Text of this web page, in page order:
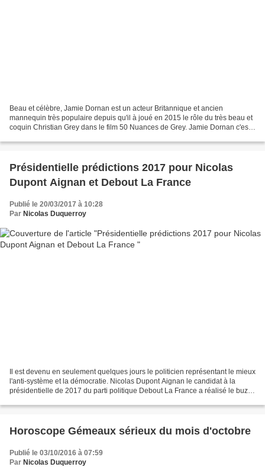
Beau et célèbre, Jamie Dornan est un acteur Britannique et ancien
mannequin très populaire depuis qu'il à joué en 2015 le rôle du très beau et
coquin Christian Grey dans le film 50 Nuances de Grey. Jamie Dornan c'est
Présidentielle prédictions 2017 pour Nicolas
Dupont Aignan et Debout La France
Publié le 20/03/2017 à 10:28
Par Nicolas Duquerroy
Il est devenu en seulement quelques jours le politicien représentant le mieux
l'anti-système et la démocratie. Nicolas Dupont Aignan le candidat à la
présidentielle de 2017 du parti politique Debout La France a réalisé le buzz
Horoscope Gémeaux sérieux du mois d'octobre
Publié le 03/10/2016 à 07:59
Par Nicolas Duquerroy